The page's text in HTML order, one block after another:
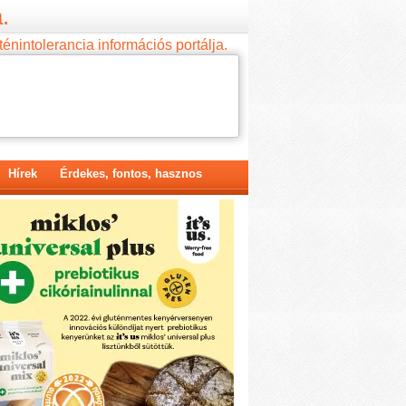
információs portálja.
Hírek Érdekes, fontos, hasznos